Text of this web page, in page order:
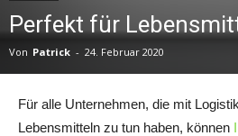
Perfekt für
Von Patrick - 24. Februar 2020
Für alle Unternehmen, die mit
Lebensmitteln zu tun haben, können